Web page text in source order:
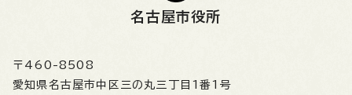
名古屋市役所
〒460-8508
愛知県名古屋市中区三の丸三丁目1番1号